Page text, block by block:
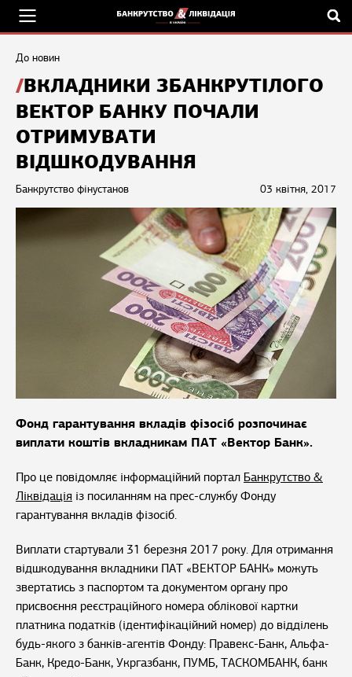
До новин
ВКЛАДНИКИ ЗБАНКРУТІЛОГО
ВЕКТОР БАНКУ ПОЧАЛИ
ОТРИМУВАТИ
ВІДШКОДУВАННЯ
03 квітня, 2017
Банкрутство фінустанов
Фонд гарантування вкладів фізосіб розпочинає
виплати коштів вкладникам ПАТ «Вектор Банк».
Про це повідомляє інформаційний портал Банкрутство &
Ліквідація із посиланням на прес-службу Фонду
гарантування вкладів фізосіб.
Виплати стартували 31 березня 2017 року. Для отримання
відшкодування вкладники ПАТ «ВЕКТОР БАНК» можуть
звертатись з паспортом та документом органу про
присвоєння реєстраційного номера облікової картки
платника податків (ідентифікаційний номер) до відділень
будь-якого з банків-агентів Фонду: Правекс-Банк, Альфа-
Банк, Кредо-Банк, Укргазбанк, ПУМБ, ТАСКОМБАНК, банк